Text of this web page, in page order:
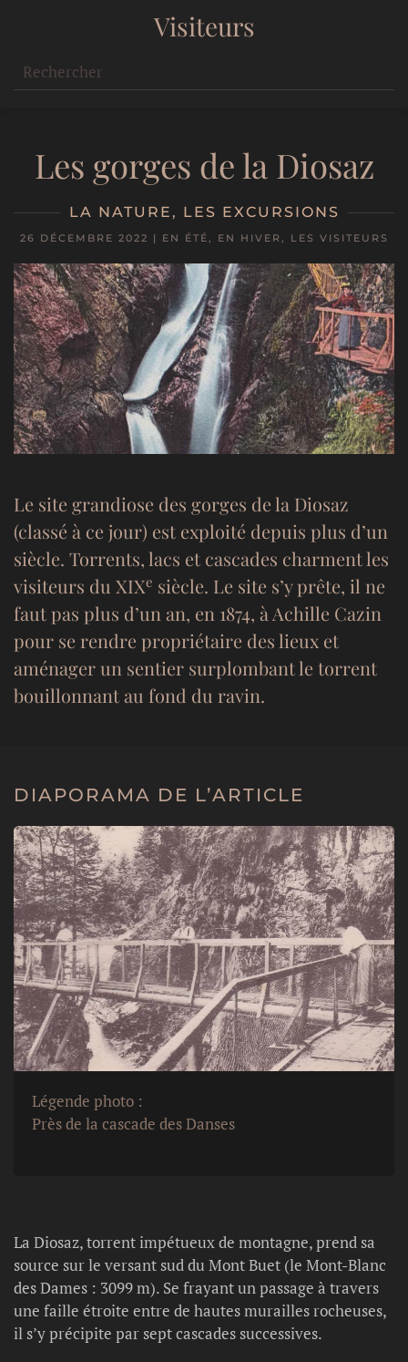
Visiteurs
Les gorges de la Diosaz
LA NATURE , LES EXCURSIONS
26 DÉCEMBRE 2022 | EN ÉTÉ, EN HIVER, LES VISITEURS
Le site grandiose des gorges de la Diosaz
(classé à ce jour) est exploité depuis plus d’un
siècle. Torrents, lacs et cascades charment les
visiteurs du XIXe siècle. Le site s’y prête, il ne
faut pas plus d’un an, en 1874, à Achille Cazin
pour se rendre propriétaire des lieux et
aménager un sentier surplombant le torrent
bouillonnant au fond du ravin.
DIAPORAMA DE L’ARTICLE
Légende photo :
Près de la cascade des Danses
La Diosaz, torrent impétueux de montagne, prend sa
source sur le versant sud du Mont Buet (le Mont-Blanc
des Dames : 3099 m). Se frayant un passage à travers
une faille étroite entre de hautes murailles rocheuses,
il s’y précipite par sept cascades successives.